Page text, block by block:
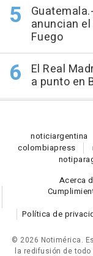
anuncian
Fuego
El Real
a punto en
noticiargentina
colombiapress
noti
Acerca
Política de
© 2026 Notimérica.
la redifusión de